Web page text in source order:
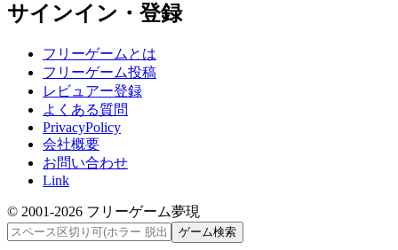
サインイン・登録
フリーゲームとは
フリーゲーム投稿
レビュアー登録
よくある質問
PrivacyPolicy
会社概要
お問い合わせ
Link
© 2001-2026 フリーゲーム夢現